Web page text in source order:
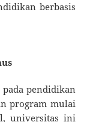
berbasis
pendidikan
program mulai
universitas ini